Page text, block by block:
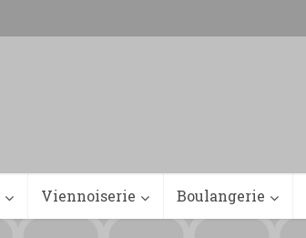
Viennoiserie Boulangerie